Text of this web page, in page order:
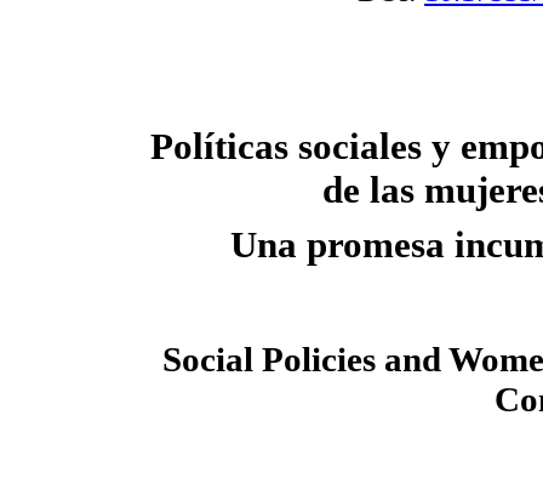
Políticas sociales y
de las
Una promesa
Social Policies and